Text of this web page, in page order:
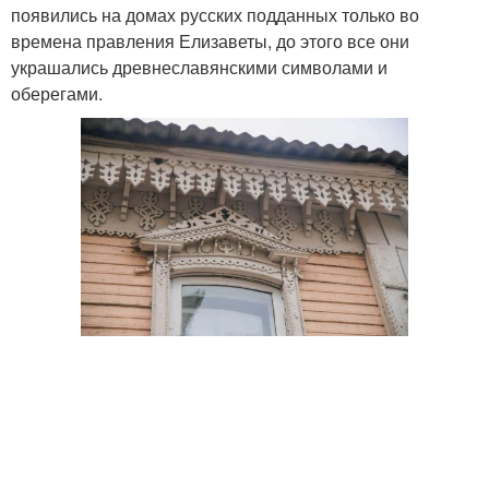
появились на домах русских подданных только во
времена правления Елизаветы, до этого все они
украшались древнеславянскими символами и
оберегами.